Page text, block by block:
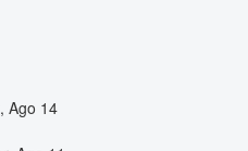
Ago 14